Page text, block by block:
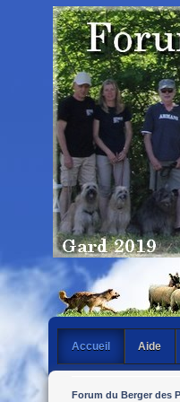
Accueil Aide
Forum du Berger des